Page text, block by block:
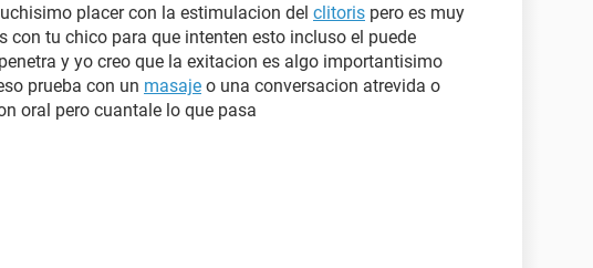
placer con la estimulacion del clitoris pero es muy
con tu chico para que intenten esto incluso el puede
y yo creo que la exitacion es algo importantisimo
prueba con un masaje o una conversacion atrevida o
oral pero cuantale lo que pasa